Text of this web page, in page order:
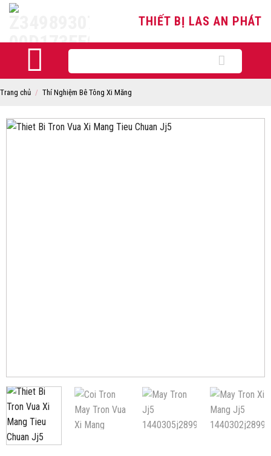
Skip
THIẾT BỊ LAS AN PHÁT
kiếm:
Trang chủ / Thí Nghiệm Bê Tông Xi Măng